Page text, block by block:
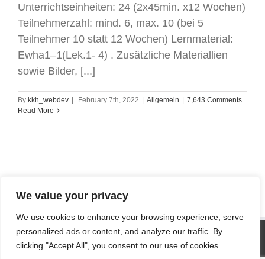
We value your privacy
We use cookies to enhance your browsing experience, serve
personalized ads or content, and analyze our traffic. By
clicking "Accept All", you consent to our use of cookies.
Unterrichtseinheiten: 24 (2x45min. x12 Wochen)
Teilnehmerzahl: mind. 6, max. 10 (bei 5
Teilnehmer 10 statt 12 Wochen) Lernmaterial:
Ewha1–1(Lek.1- 4) . Zusätzliche Materiallien
sowie Bilder, [...]
By kkh_webdev | February 7th, 2022 | Allgemein | 7,643 Comments
Read More
SITE STATISTICS
Visitors today :31